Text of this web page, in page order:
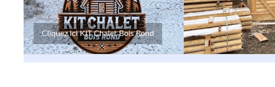
Cliquez ici KIT Chalet Bois Rond